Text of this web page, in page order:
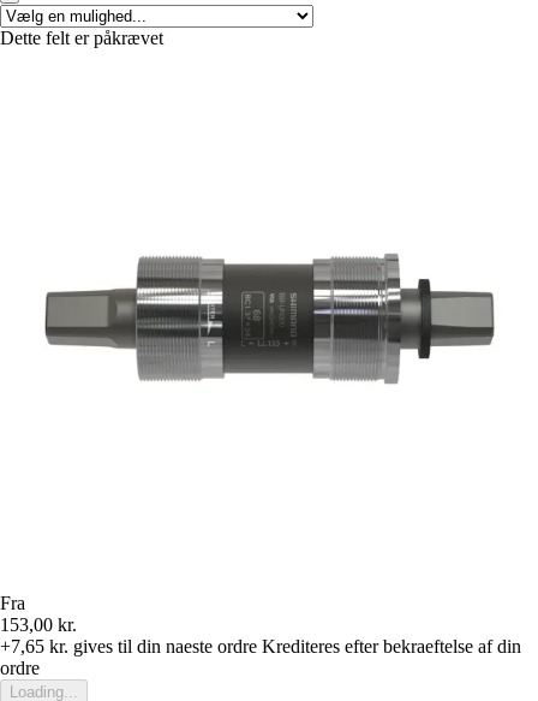
Dette felt er påkrævet
Fra
153,00 kr.
+7,65 kr. gives til din naeste ordre Krediteres efter bekraeftelse af din
ordre
Loading...